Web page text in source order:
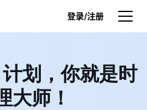
登录/注册
划，你就是时
大师！